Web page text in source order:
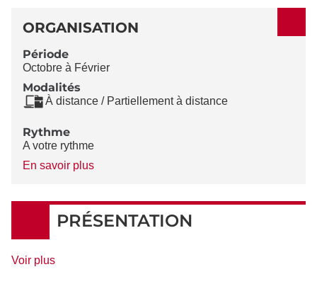
ORGANISATION
Période
Octobre à Février
Modalités
À distance / Partiellement à distance
Rythme
A votre rythme
En savoir plusà
Rythme
PRÉSENTATION
Voir plusde